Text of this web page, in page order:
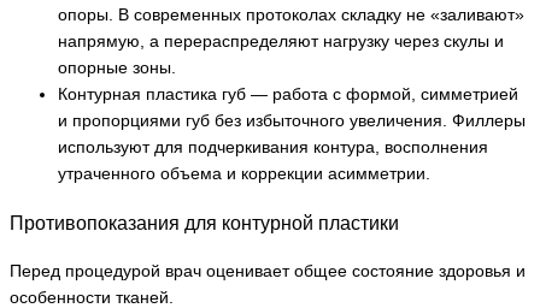
опоры. В современных протоколах складку не «заливают»
напрямую, а перераспределяют нагрузку через скулы и
опорные зоны.
Контурная пластика губ — работа с формой, симметрией
и пропорциями губ без избыточного увеличения. Филлеры
используют для подчеркивания контура, восполнения
утраченного объема и коррекции асимметрии.
Противопоказания для контурной пластики
Перед процедурой врач оценивает общее состояние здоровья и
особенности тканей.